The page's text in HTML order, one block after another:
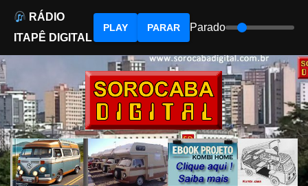
to
content
RÁDIO
ITAPÊ DIGITAL
PLAY PARAR Parado